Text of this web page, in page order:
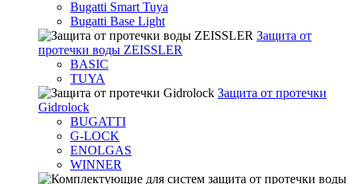
Bugatti Smart Tuya
Bugatti Base Light
Защита от
протечки воды ZEISSLER
BASIC
TUYA
Защита от протечки
Gidrolock
BUGATTI
G-LOCK
ENOLGAS
WINNER